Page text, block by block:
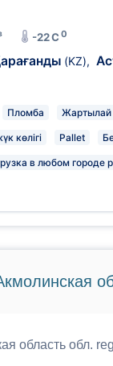
-22 C0
(KZ),
Пломба Жартылай
көлігі Pallet
в любом городе
область обл.